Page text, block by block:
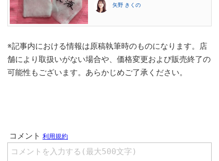
矢野 きくの
※記事内における情報は原稿執筆時のものになります。店
舗により取扱いがない場合や、価格変更および販売終了の
可能性もございます。あらかじめご了承ください。